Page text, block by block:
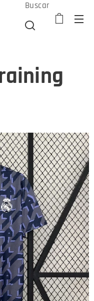
Buscar